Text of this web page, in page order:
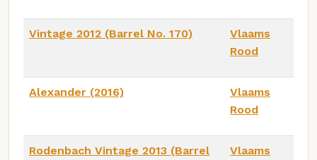
Vintage 2012 (Barrel No. 170)
Vlaams
Rood
Alexander (2016)
Vlaams
Rood
Rodenbach Vintage 2013 (Barrel
Vlaams